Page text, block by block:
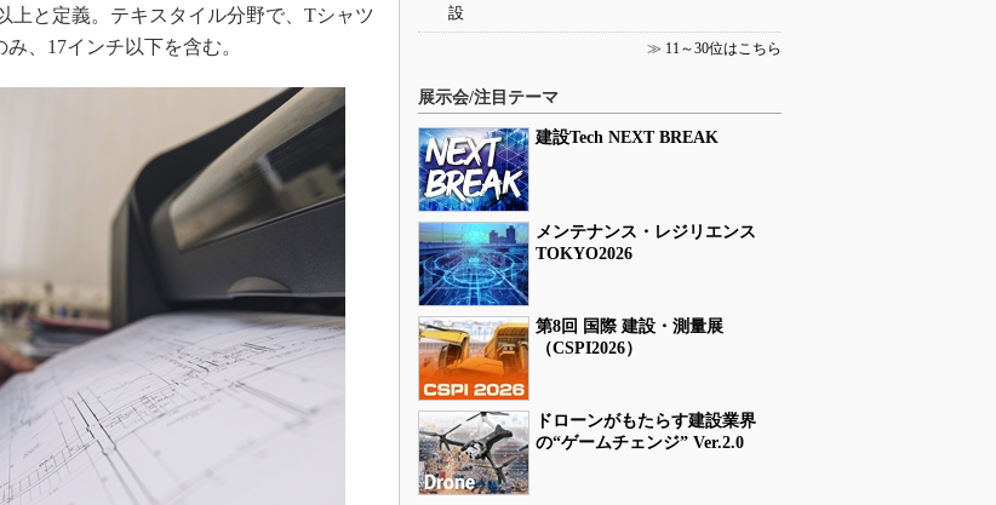
上と定義。テキスタイル分野で、Tシャツ
、17インチ以下を含む。
設
≫ 11～30位はこちら
展示会/注目テーマ
建設Tech NEXT BREAK
メンテナンス・レジリエンス
TOKYO2026
第8回 国際 建設・測量展
（CSPI2026）
ドローンがもたらす建設業界
の“ゲームチェンジ” Ver.2.0